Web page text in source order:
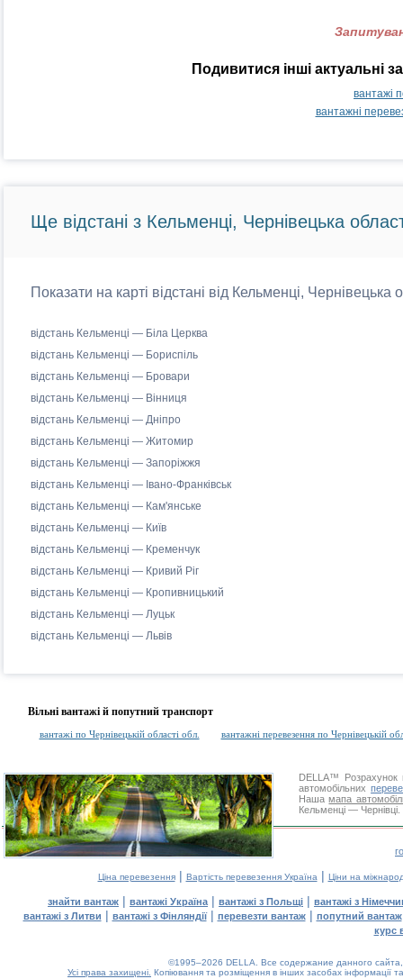
Подивитися інші актуальні
вантажі
вантажні
Ще відстані з Кельменці, Чернівецька
Показати на карті відстані від Кельменці,
відстань Кельменці — Біла Церква
відстань Кельменці — Бориспіль
відстань Кельменці — Бровари
відстань Кельменці — Вінниця
відстань Кельменці — Дніпро
відстань Кельменці — Житомир
відстань Кельменці — Запоріжжя
відстань Кельменці — Івано-Франківськ
відстань Кельменці — Кам'янське
відстань Кельменці — Київ
відстань Кельменці — Кременчук
відстань Кельменці — Кривий Ріг
відстань Кельменці — Кропивницький
відстань Кельменці — Луцьк
відстань Кельменці — Львів
Вільні вантажі й попутний транспорт
вантажі по Чернівецькій області обл. вантажні перевезення по Чернівецькій
DELLA™
Розрахунок
автомобільних
Нашамапа
Кельменці —
Ціна перевезення| Вартість перевезення Україна | Ціни на
знайти вантаж | вантажі Україна | вантажі з Польщі | вантажі з
вантажі з Литви | вантажі з Фінляндії| перевезти вантаж| попутний вантаж
курс
©1995–2026 DELLA. Все содержание данного
Усі права захищені. Копіювання та розміщення в інших засобах інформації